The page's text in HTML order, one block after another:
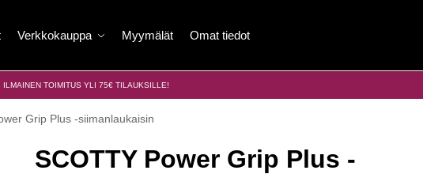
Verkkokauppa Myymälät Omat tiedot
ILMAINEN TOIMITUS YLI 75€ TILAUKSILLE!
Grip Plus -siimanlaukaisin
SCOTTY Power Grip Plus -